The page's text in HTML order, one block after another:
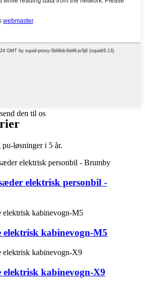
den til os
løsninger i 5 år.
elektrisk personbil -
elektrisk kabinevogn-M5
elektrisk kabinevogn-X9